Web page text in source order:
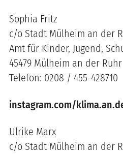
Sophia Fritz
c/o Stadt Mülheim an der
Amt für Kinder, Jugend,
45479 Mülheim an der Ruhr
Telefon: 0208 / 455-428710
instagram.com/
Ulrike Marx
c/o Stadt Mülheim an der